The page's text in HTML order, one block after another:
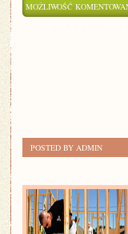
MOŻLIWOŚĆ
POSTED BY ADMIN